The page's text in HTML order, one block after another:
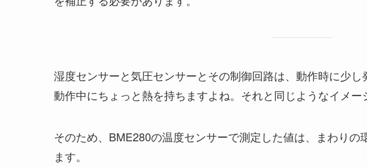
湿度センサーと気圧センサーとその制御回路は、動作時に少
動作中にちょっと熱を持ちますよね。それと同じようなイメー
そのため、BME280の温度センサーで測定した値は、まわり
ます。